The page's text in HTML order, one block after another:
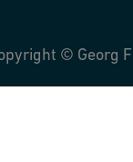
© Georg